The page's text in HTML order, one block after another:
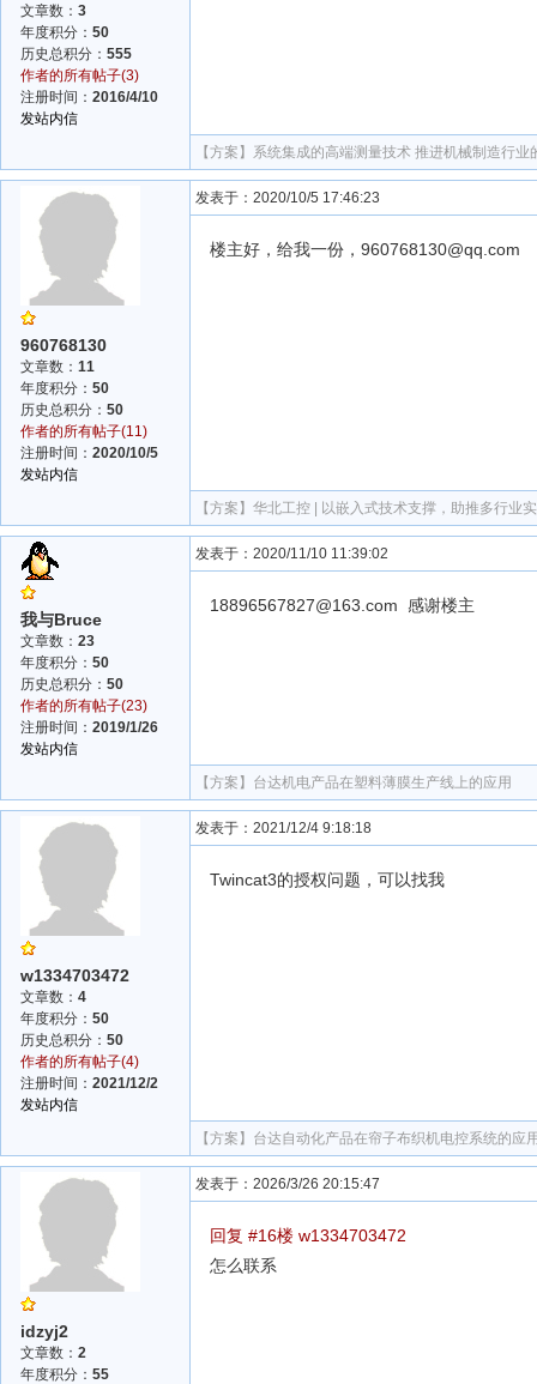
文章数： 3
年度积分： 50
历史总积分： 555
作者的所有帖子(3)
注册时间： 2016/4/10
发站内信
【方案】 系统集成的高端测量技术 推进机械制造行业
960768130
文章数： 11
年度积分： 50
历史总积分： 50
作者的所有帖子(11)
注册时间： 2020/10/5
发站内信
发表于：2020/10/5 17:46:23
楼主好，给我一份，960768130@qq.com
【方案】 华北工控 | 以嵌入式技术支撑，助推多行业
我与Bruce
文章数： 23
年度积分： 50
历史总积分： 50
作者的所有帖子(23)
注册时间： 2019/1/26
发站内信
发表于：2020/11/10 11:39:02
18896567827@163.com 感谢楼主
【方案】 台达机电产品在塑料薄膜生产线上的应用
w1334703472
文章数： 4
年度积分： 50
历史总积分： 50
作者的所有帖子(4)
注册时间： 2021/12/2
发站内信
发表于：2021/12/4 9:18:18
Twincat3的授权问题，可以找我
【方案】 台达自动化产品在帘子布织机电控系统的应
idzyj2
文章数： 2
年度积分： 55
发表于：2026/3/26 20:15:47
回复 #16楼 w1334703472
怎么联系